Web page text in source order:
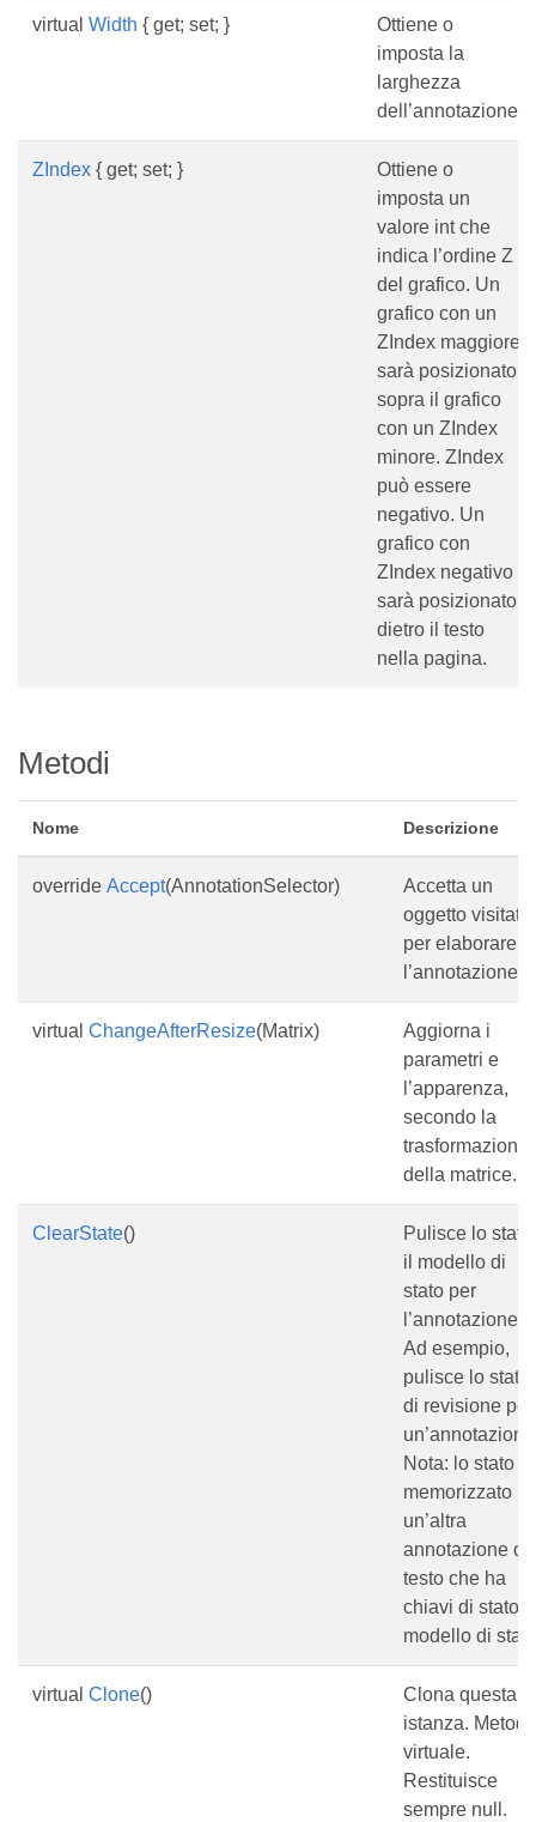
virtual Width { get; set; }
Ottiene o
imposta la
larghezza
dell’annotazione.
ZIndex { get; set; }
Ottiene o
imposta un
valore int che
indica l’ordine Z
del grafico. Un
grafico con un
ZIndex maggiore
sarà posizionato
sopra il grafico
con un ZIndex
minore. ZIndex
può essere
negativo. Un
grafico con
ZIndex negativo
sarà posizionato
dietro il testo
nella pagina.
Metodi
Nome Descrizione
override Accept(AnnotationSelector)
Accetta un
oggetto
per elaborare
l’annotazione.
virtual ChangeAfterResize(Matrix)
Aggiorna i
parametri e
l’apparenza,
secondo la
trasformazione
della matrice.
ClearState()
Pulisce lo stato
il modello di
stato per
l’annotazione.
Ad esempio,
pulisce lo stato
di revisione per
Nota: lo stato è
memorizzato in
un’altra
annotazione di
testo che ha
chiavi di stato e
modello di
virtual Clone()
Clona questa
istanza. Metodo
virtuale.
Restituisce
sempre null.